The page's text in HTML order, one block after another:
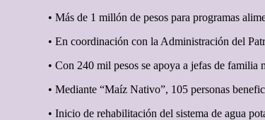
• Más de 1 millón de pesos para programas
• En coordinación con la Administración del
• Con 240 mil pesos se apoya a jefas de familia
• Mediante “Maíz Nativo”, 105 personas
• Inicio de rehabilitación del sistema de agua